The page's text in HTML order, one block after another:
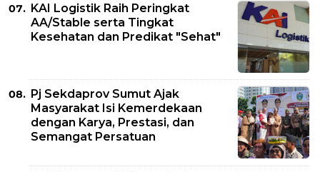
KAI Logistik Raih Peringkat
AA/Stable serta Tingkat
Kesehatan dan Predikat "Sehat"
Pj Sekdaprov Sumut Ajak
Masyarakat Isi Kemerdekaan
dengan Karya, Prestasi, dan
Semangat Persatuan